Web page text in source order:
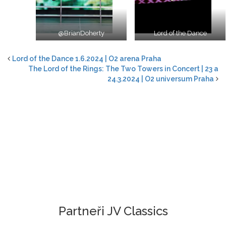
@BrianDoherty Lord of the Dance
Lord of the Dance 1.6.2024 | O2 arena Praha
The Lord of the Rings: The Two Towers in Concert | 23 a
24.3.2024 | O2 universum Praha
Partneři JV Classics